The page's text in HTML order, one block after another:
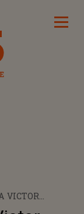
VICTOR
DIN